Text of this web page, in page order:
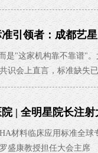
引领者：成都艺
是"这家机构靠不靠谱"
识会上直言，标准缺失已
| 全明星院长注
材料临床应用标准全
盛康教授担任大会主席